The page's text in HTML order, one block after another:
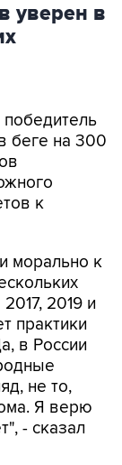
уверен в
беге на 300
к
морально к
2019 и
практики
в России
не то,
Я верю
- сказал